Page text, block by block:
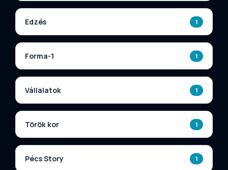
Edzés 1
Forma-1 1
Vállalatok 1
Török kor 1
Pécs Story 1